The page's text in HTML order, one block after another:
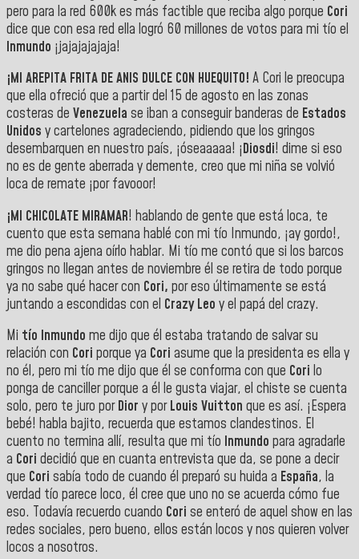
pero para la red 600k es más factible que reciba algo porque Cori
dice que con esa red ella logró 60 millones de votos para mi tío el
Inmundo ¡jajajajajaja!
¡MI AREPITA FRITA DE ANIS DULCE CON HUEQUITO! A Cori le preocupa
que ella ofreció que a partir del 15 de agosto en las zonas
costeras de Venezuela se iban a conseguir banderas de Estados
Unidos y cartelones agradeciendo, pidiendo que los gringos
desembarquen en nuestro país, ¡óseaaaaa! ¡Diosdi! dime si eso
no es de gente aberrada y demente, creo que mi niña se volvió
loca de remate ¡por favooor!
¡MI CHICOLATE MIRAMAR! hablando de gente que está loca, te
cuento que esta semana hablé con mi tío Inmundo, ¡ay gordo!,
me dio pena ajena oírlo hablar. Mi tío me contó que si los barcos
gringos no llegan antes de noviembre él se retira de todo porque
ya no sabe qué hacer con Cori, por eso últimamente se está
juntando a escondidas con el Crazy Leo y el papá del crazy.
Mi tío Inmundo me dijo que él estaba tratando de salvar su
relación con Cori porque ya Cori asume que la presidenta es ella y
no él, pero mi tío me dijo que él se conforma con que Cori lo
ponga de canciller porque a él le gusta viajar, el chiste se cuenta
solo, pero te juro porDior y porLouis Vuitton que es así. ¡Espera
bebé! habla bajito, recuerda que estamos clandestinos. El
cuento no termina allí, resulta que mi tío Inmundo para agradarle
a Cori decidió que en cuanta entrevista que da, se pone a decir
que Cori sabía todo de cuando él preparó su huida a España, la
verdad tío parece loco, él cree que uno no se acuerda cómo fue
eso. Todavía recuerdo cuando Cori se enteró de aquel show en las
redes sociales, pero bueno, ellos están locos y nos quieren volver
locos a nosotros.